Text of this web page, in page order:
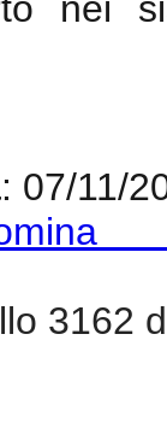
nei
: 07/11/
3162